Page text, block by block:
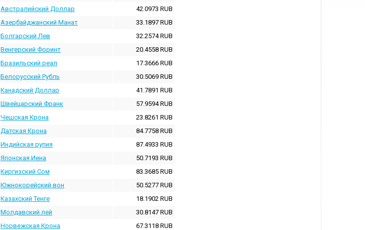
Австралийский Доллар 42.0973 RUB
Азербайджанский Манат 33.1897 RUB
Болгарский Лев 32.2574RUB
Венгерский Форинт 20.4558 RUB
Бразильский реал 17.3666 RUB
Белорусский Рубль 30.5069 RUB
Канадский Доллар 41.7891 RUB
Швейцарский Франк 57.9594RUB
Чешская Крона 23.8261 RUB
Датская Крона 84.7758 RUB
Индийская pупия 87.4933 RUB
Японская Иена 50.7193 RUB
Киргизский Сом 83.3685 RUB
Южнокорейский вон 50.5277 RUB
Казахский Тенге 18.1902 RUB
Молдавский лей 30.8147 RUB
Норвежская Крона 67.3118 RUB